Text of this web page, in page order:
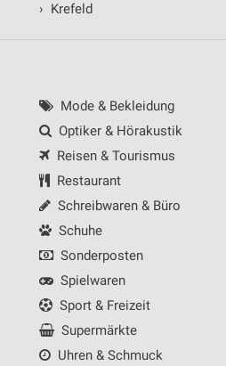
› Krefeld
Mode & Bekleidung
Optiker & Hörakustik
Reisen & Tourismus
Restaurant
Schreibwaren & Büro
Schuhe
Sonderposten
Spielwaren
Sport & Freizeit
Supermärkte
Uhren & Schmuck